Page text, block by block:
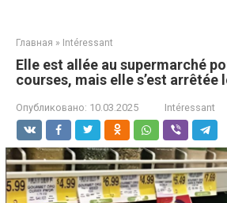
Главная » Intéressant
Elle est allée au supermarché
courses, mais elle s’est arrêtée
Опубликовано: 10.03.2025 Intéressant